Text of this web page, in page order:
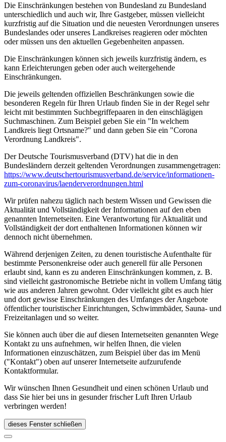
Die Einschränkungen bestehen von Bundesland zu Bundesland
unterschiedlich und auch wir, Ihre Gastgeber, müssen vielleicht
kurzfristig auf die Situation und die neuesten Verordnungen unseres
Bundeslandes oder unseres Landkreises reagieren oder möchten
oder müssen uns den aktuellen Gegebenheiten anpassen.
Die Einschränkungen können sich jeweils kurzfristig ändern, es
kann Erleichterungen geben oder auch weitergehende
Einschränkungen.
Die jeweils geltenden offiziellen Beschränkungen sowie die
besonderen Regeln für Ihren Urlaub finden Sie in der Regel sehr
leicht mit bestimmten Suchbegriffepaaren in den einschlägigen
Suchmaschinen. Zum Beispiel geben Sie ein "In welchem
Landkreis liegt Ortsname?" und dann geben Sie ein "Corona
Verordnung Landkreis".
Der Deutsche Tourismusverband (DTV) hat die in den
Bundesländern derzeit geltenden Verordnungen zusammengetragen:
https://www.deutscher­tourismusverband.de/­service/­informationen-
zum-coronavirus/­laenderverordnungen.html
Wir prüfen nahezu täglich nach bestem Wissen und Gewissen die
Aktualität und Vollständigkeit der Informationen auf den eben
genannten Internetseiten. Eine Verantwortung für Aktualität und
Vollständigkeit der dort enthaltenen Informationen können wir
dennoch nicht übernehmen.
Während derjenigen Zeiten, zu denen touristische Aufenthalte für
bestimmte Personenkreise oder auch generell für alle Personen
erlaubt sind, kann es zu anderen Einschränkungen kommen, z. B.
sind vielleicht gastronomische Betriebe nicht in vollem Umfang tätig
wie aus anderen Jahren gewohnt. Oder vielleicht gibt es auch hier
und dort gewisse Einschränkungen des Umfanges der Angebote
öffentlicher touristischer Einrichtungen, Schwimmbäder, Sauna- und
Freizeitanlagen und so weiter.
Sie können auch über die auf diesen Internetseiten genannten Wege
Kontakt zu uns aufnehmen, wir helfen Ihnen, die vielen
Informationen einzuschätzen, zum Beispiel über das im Menü
("Kontakt") oben auf unserer Internetseite aufzurufende
Kontaktformular.
Wir wünschen Ihnen Gesundheit und einen schönen Urlaub und
dass Sie hier bei uns in gesunder frischer Luft Ihren Urlaub
verbringen werden!
dieses Fenster schließen